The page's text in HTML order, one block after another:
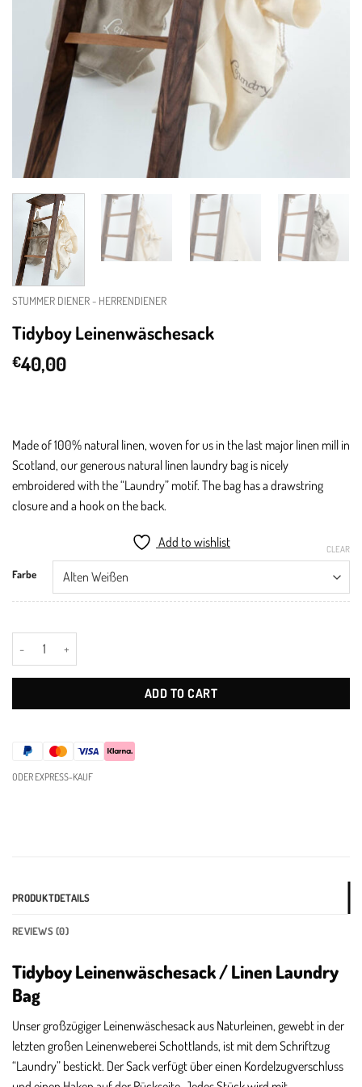
STUMMER DIENER - HERRENDIENER
Tidyboy Leinenwäschesack
€40,00
Made of 100% natural linen, woven for us in the last major linen mill in
Scotland, our generous natural linen laundry bag is nicely
embroidered with the “Laundry” motif. The bag has a drawstring
closure and a hook on the back.
Add to wishlist
Farbe
CLEAR
Tidyboy Leinenwäschesack quantity
ADD TO CART
ODER EXPRESS-KAUF
PRODUKTDETAILS
REVIEWS (0)
Tidyboy Leinenwäschesack / Linen Laundry
Bag
Unser großzügiger Leinenwäschesack aus Naturleinen, gewebt in der
letzten großen Leinenweberei Schottlands, ist mit dem Schriftzug
“Laundry” bestickt. Der Sack verfügt über einen Kordelzugverschluss